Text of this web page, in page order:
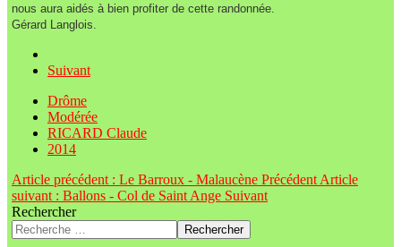
nous aura aidés à bien profiter de cette randonnée.
Gérard Langlois.
Suivant
Drôme
Modérée
RICARD Claude
2014
Article précédent : Le Barroux - Malaucène Précédent Article
suivant : Ballons - Col de Saint Ange Suivant
Rechercher
Rechercher